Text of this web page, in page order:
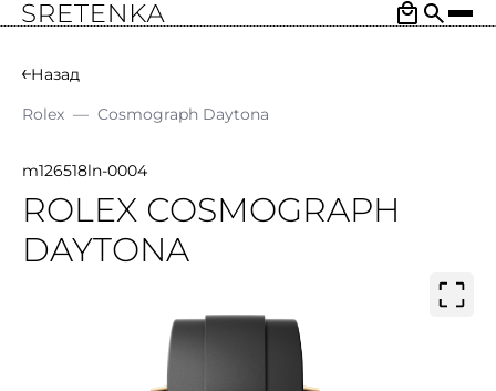
Назад
Rolex — Cosmograph Daytona
m126518ln-0004
ROLEX СOSMOGRAPH
DAYTONA